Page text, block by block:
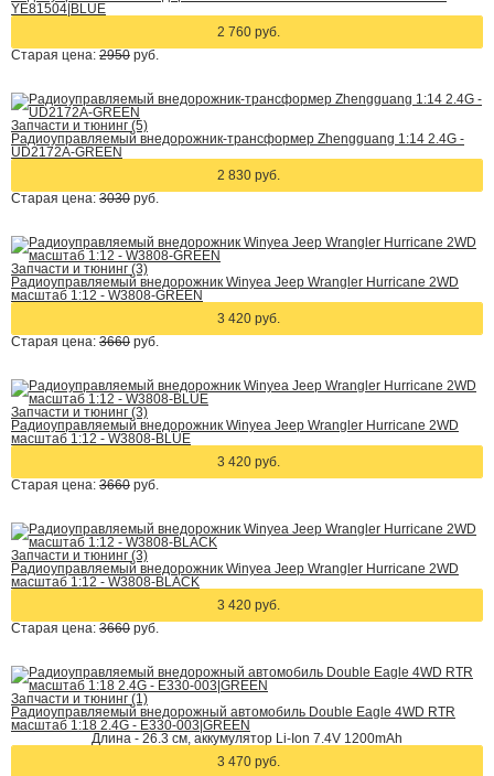
YE81504|BLUE
2 760 руб.
Старая цена: 2950 руб.
Запчасти и тюнинг (5)
Радиоуправляемый внедорожник-трансформер Zhengguang 1:14 2.4G -
UD2172A-GREEN
2 830 руб.
Старая цена: 3030 руб.
Запчасти и тюнинг (3)
Радиоуправляемый внедорожник Winyea Jeep Wrangler Hurricane 2WD
масштаб 1:12 - W3808-GREEN
3 420 руб.
Старая цена: 3660 руб.
Запчасти и тюнинг (3)
Радиоуправляемый внедорожник Winyea Jeep Wrangler Hurricane 2WD
масштаб 1:12 - W3808-BLUE
3 420 руб.
Старая цена: 3660 руб.
Запчасти и тюнинг (3)
Радиоуправляемый внедорожник Winyea Jeep Wrangler Hurricane 2WD
масштаб 1:12 - W3808-BLACK
3 420 руб.
Старая цена: 3660 руб.
Запчасти и тюнинг (1)
Радиоуправляемый внедорожный автомобиль Double Eagle 4WD RTR
масштаб 1:18 2.4G - E330-003|GREEN
Длина - 26.3 см, аккумулятор Li-Ion 7.4V 1200mAh
3 470 руб.